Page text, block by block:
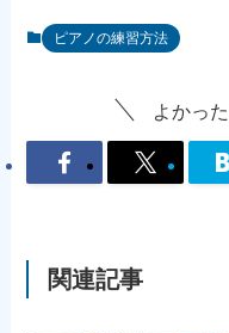
ピアノの練習方法
よかっ
関連記事